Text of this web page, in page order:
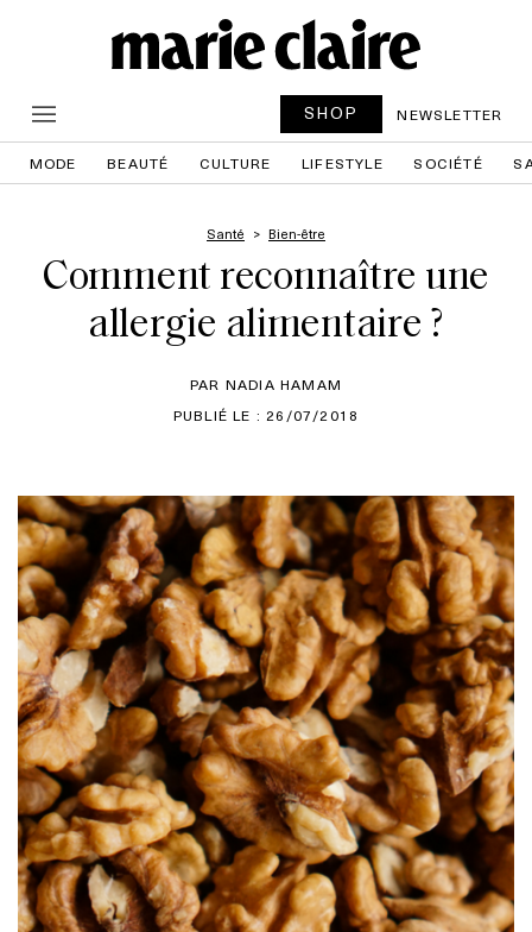
SHOP NEWSLETTER
MODE BEAUTÉ CULTURE LIFESTYLE SOCIÉTÉ
Santé Bien-être
Comment reconnaître une
allergie alimentaire ?
PAR NADIA HAMAM
PUBLIÉ LE : 26/07/2018